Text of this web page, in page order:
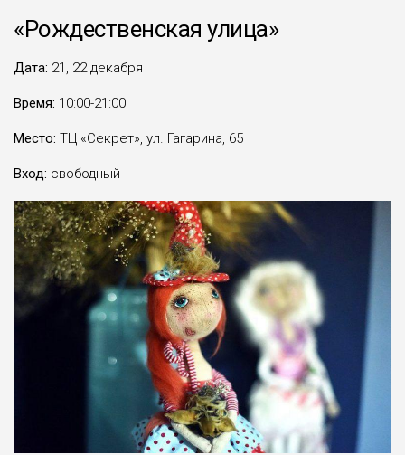
«Рождественская улица»
Дата: 21, 22 декабря
Время: 10:00-21:00
Место: ТЦ «Секрет», ул. Гагарина, 65
Вход: свободный